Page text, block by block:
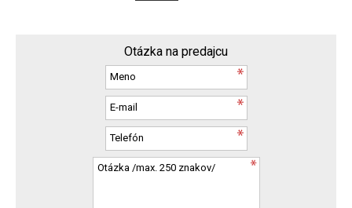
Otázka na predajcu